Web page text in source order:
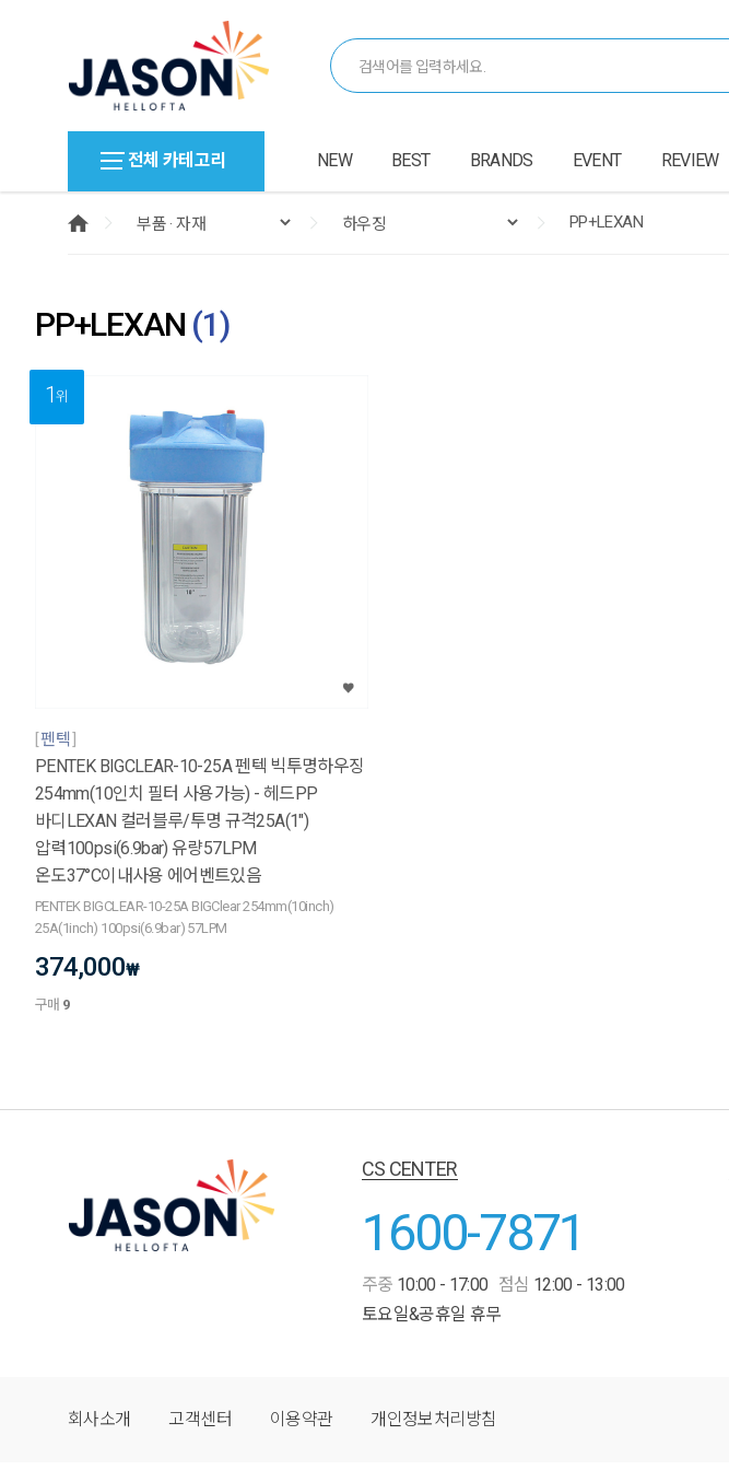
전체 카테고리 NEW BEST BRANDS EVENT REVIEW
PP+LEXAN (1)
1위
펜텍
PENTEK BIGCLEAR-10-25A 펜텍 빅투명하우징
254mm(10인치 필터 사용가능) - 헤드PP
바디LEXAN 컬러블루/투명 규격25A(1")
압력100psi(6.9bar) 유량57LPM
온도37°C이내사용 에어벤트있음
PENTEK BIGCLEAR-10-25A BIGClear 254mm(10inch)
25A(1inch) 100psi(6.9bar) 57LPM
374,000₩
구매 9
CS CENTER
1600-7871
주중 10:00 - 17:00 점심 12:00 - 13:00
토요일&공휴일 휴무
회사소개 고객센터 이용약관 개인정보처리방침